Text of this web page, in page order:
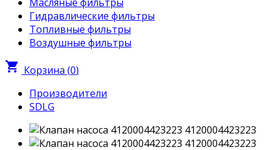
Гидравлические фильтры
Топливные фильтры
Воздушные фильтры
shopping_cart Корзина (0)
Производители
SDLG